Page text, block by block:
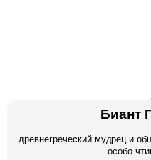
Биант
древнегреческий мудрец и
особо